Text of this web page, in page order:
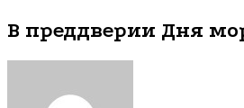
В преддверии Дня